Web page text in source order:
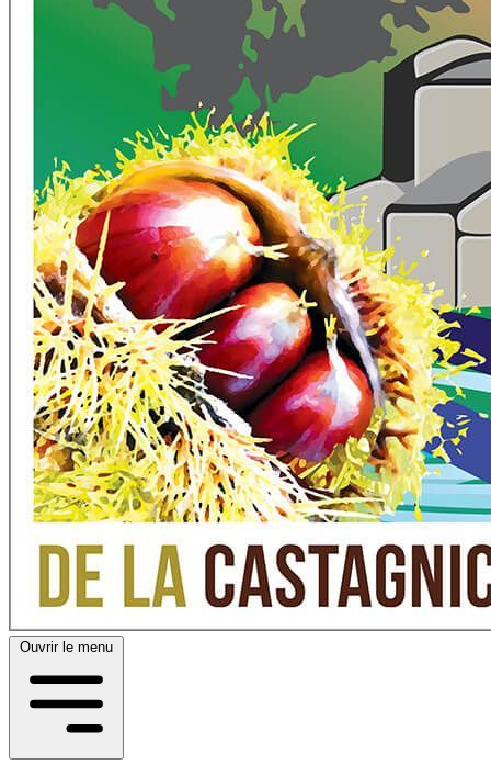
Ouvrir le menu